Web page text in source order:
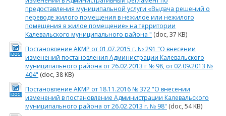
предоставления муниципальной услуги «Выдача решений о
переводе жилого помещения в нежилое или нежилого
помещения в жилое помещение» на территории
Калевальского муниципального района " (doc, 37 KB)
Постановление АКМР от 01.07.2015 г. № 291 "О внесении
изменений постановления Администрации Калевальского
муниципального района от 26.02.2013 г № 98, от 02.09.2013 №
404" (doc, 38 KB)
Постановление АКМР от 18.11.2016 № 372 "О внесении
изменений в постановление Администрации Калевальского
муниципального района от 26.02.2013 г. № 98" (doc, 54 KB)